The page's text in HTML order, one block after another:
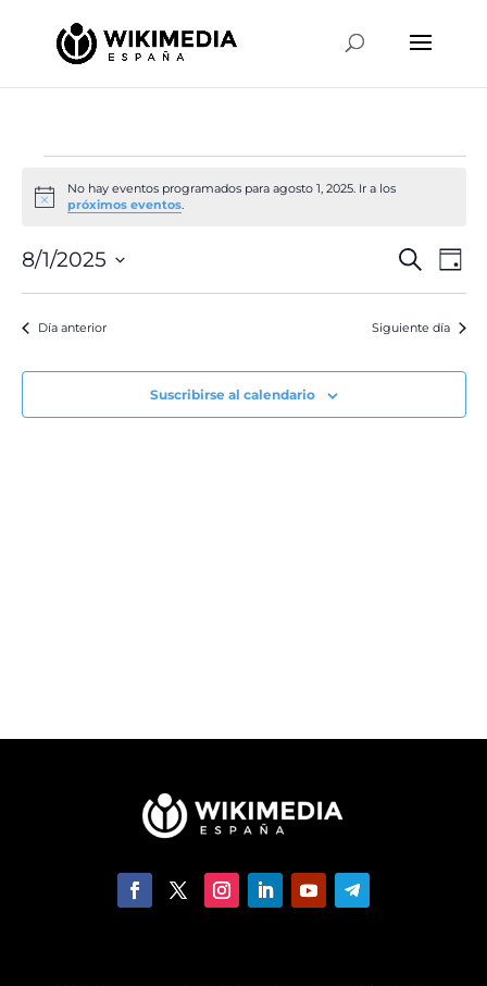
en
1,
2025
Aviso
No hay eventos programados para agosto 1, 2025. Ir a los
próximos eventos.
de
y
vistas
Buscar
de
de
Día
8/1/2025
fecha.
Día anterior Siguiente día
Suscribirse al calendario